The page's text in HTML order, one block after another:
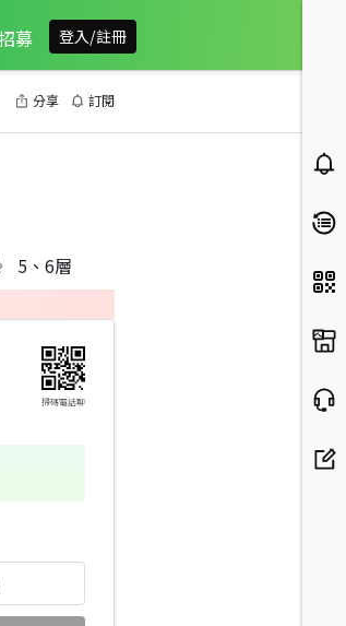
募 登入/註冊
分享 訂閱
5、6層
掃碼電話聊